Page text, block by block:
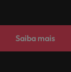
Saiba mais